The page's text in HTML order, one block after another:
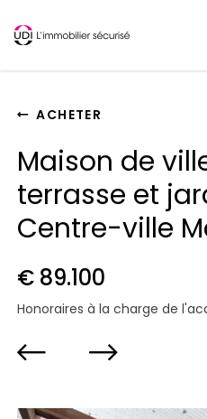
ACHETER
Maison de
terrasse et
Centre-ville
€ 89.100
Honoraires à la charge de